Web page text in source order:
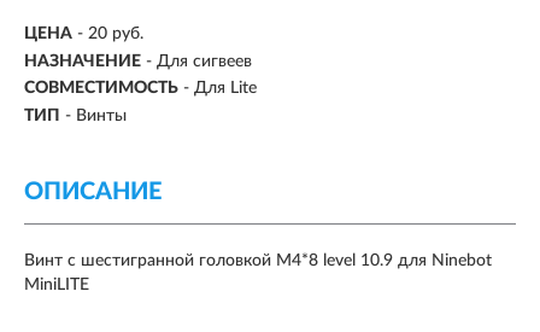
ЦЕНА - 20 руб.
НАЗНАЧЕНИЕ - Для сигвеев
СОВМЕСТИМОСТЬ - Для Lite
ТИП - Винты
ОПИСАНИЕ
Винт с шестигранной головкой M4*8 level 10.9 для Ninebot
MiniLITE